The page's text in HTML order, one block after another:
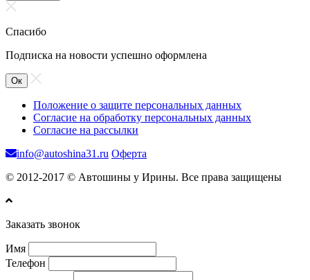
Спасибо
Подписка на новости успешно оформлена
Ок
Положение о защите персональных данных
Согласие на обработку персональных данных
Согласие на рассылки
info@autoshina31.ru Оферта
© 2012-2017 © Автошины у Ирины. Все права защищены
Заказать звонок
Имя
Телефон